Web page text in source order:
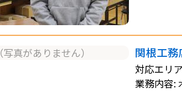
（写真がありません） 関根工務
対応エリ
業務内容: